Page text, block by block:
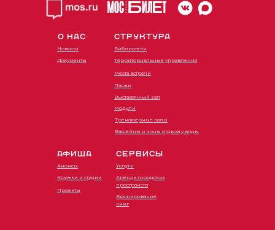
О НАС
Новости
Документы
АФИША
Анонсы
Кружки и студии
Проекты
СТРУКТУРА
Библиотеки
Территориальные управления
Места встречи
Парки
Выставочный зал
Модули
Тренажёрные залы
Бассейны и зоны отдыха у воды
СЕРВИСЫ
Услуги
Аренда городских
пространств
Бронирование
книг